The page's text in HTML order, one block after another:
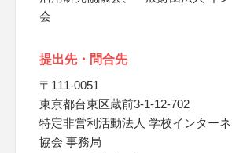
会
提出先・問合先
〒111-0051
東京都台東区蔵前3-1-12-702
特定非営利活動法人 学校インター
協会 事務局